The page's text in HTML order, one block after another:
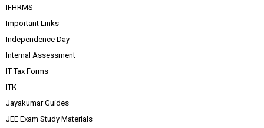
IFHRMS
Important Links
Independence Day
Internal Assessment
IT Tax Forms
ITK
Jayakumar Guides
JEE Exam Study Materials